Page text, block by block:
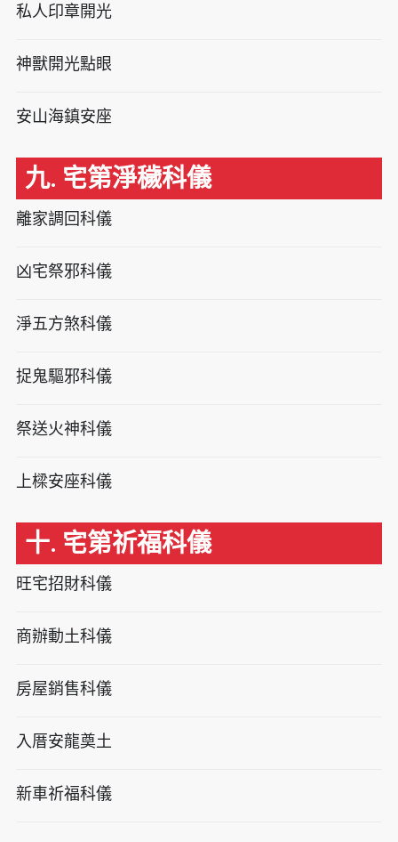
私人印章開光
神獸開光點眼
安山海鎮安座
九. 宅第淨穢科儀
離家調回科儀
凶宅祭邪科儀
淨五方煞科儀
捉鬼驅邪科儀
祭送火神科儀
上樑安座科儀
十. 宅第祈福科儀
旺宅招財科儀
商辦動土科儀
房屋銷售科儀
入厝安龍奠土
新車祈福科儀